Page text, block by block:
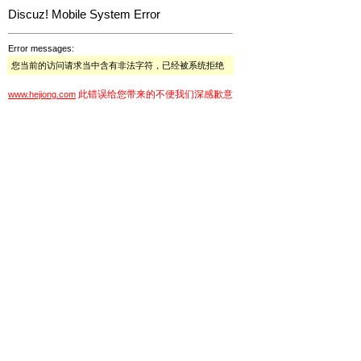
Discuz! Mobile System Error
Error messages:
您当前的访问请求当中含有非法字符，已经被系统拒绝
www.hejiong.com 此错误给您带来的不便我们深感歉意